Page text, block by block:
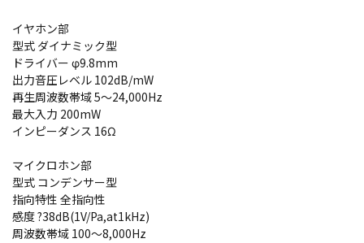
イヤホン部
型式 ダイナミック型
ドライバー φ9.8mm
出力音圧レベル 102dB/mW
再生周波数帯域 5～24,000Hz
最大入力 200mW
インピーダンス 16Ω
マイクロホン部
型式 コンデンサー型
指向特性 全指向性
感度 ?38dB(1V/Pa,at1kHz)
周波数帯域 100～8,000Hz